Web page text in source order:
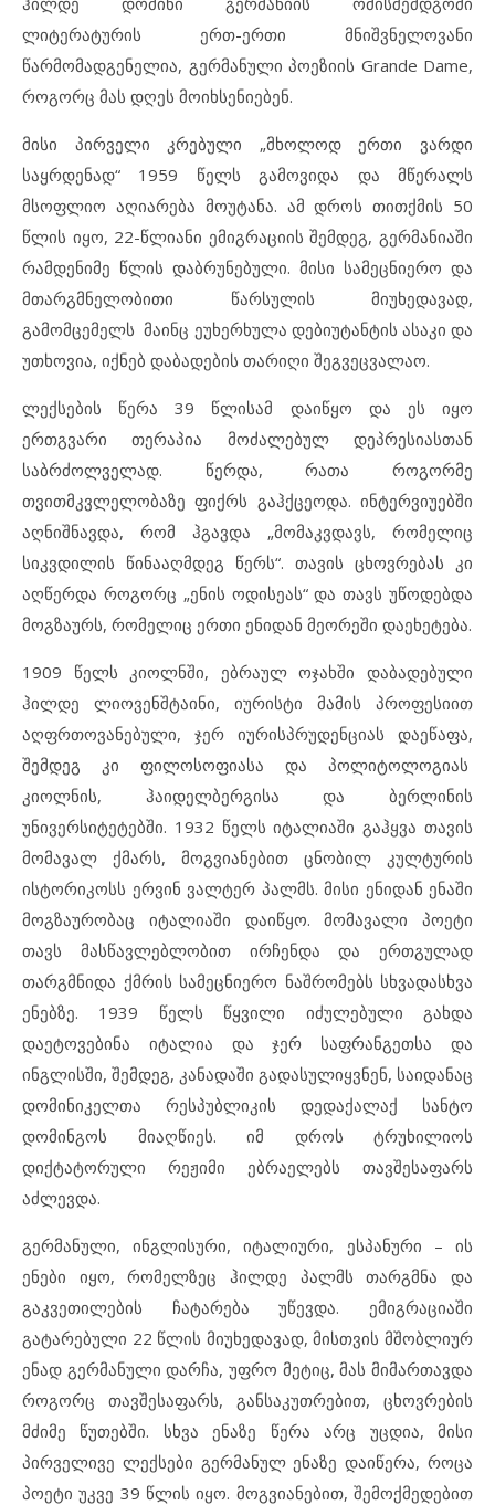
ლიტერატურის ერთ-ერთი მნიშვნელოვანი
წარმომადგენელია, გერმანული პოეზიის Grande Dame,
როგორც მას დღეს მოიხსენიებენ.
მისი პირველი კრებული „მხოლოდ ერთი ვარდი
საყრდენად“ 1959 წელს გამოვიდა და მწერალს
მსოფლიო აღიარება მოუტანა. ამ დროს თითქმის 50
წლის იყო, 22-წლიანი ემიგრაციის შემდეგ, გერმანიაში
რამდენიმე წლის დაბრუნებული. მისი სამეცნიერო და
მთარგმნელობითი წარსულის მიუხედავად,
გამომცემელს მაინც ეუხერხულა დებიუტანტის ასაკი და
უთხოვია, იქნებ დაბადების თარიღი შეგვეცვალაო.
ლექსების წერა 39 წლისამ დაიწყო და ეს იყო
ერთგვარი თერაპია მოძალებულ დეპრესიასთან
საბრძოლველად. წერდა, რათა როგორმე
თვითმკვლელობაზე ფიქრს გაჰქცეოდა. ინტერვიუებში
აღნიშნავდა, რომ ჰგავდა „მომაკვდავს, რომელიც
სიკვდილის წინააღმდეგ წერს“. თავის ცხოვრებას კი
აღწერდა როგორც „ენის ოდისეას“ და თავს უწოდებდა
მოგზაურს, რომელიც ერთი ენიდან მეორეში დაეხეტება.
1909 წელს კიოლნში, ებრაულ ოჯახში დაბადებული
ჰილდე ლიოვენშტაინი, იურისტი მამის პროფესიით
აღფრთოვანებული, ჯერ იურისპრუდენციას დაეწაფა,
შემდეგ კი ფილოსოფიასა და პოლიტოლოგიას
კიოლნის, ჰაიდელბერგისა და ბერლინის
უნივერსიტეტებში. 1932 წელს იტალიაში გაჰყვა თავის
მომავალ ქმარს, მოგვიანებით ცნობილ კულტურის
ისტორიკოსს ერვინ ვალტერ პალმს. მისი ენიდან ენაში
მოგზაურობაც იტალიაში დაიწყო. მომავალი პოეტი
თავს მასწავლებლობით ირჩენდა და ერთგულად
თარგმნიდა ქმრის სამეცნიერო ნაშრომებს სხვადასხვა
ენებზე. 1939 წელს წყვილი იძულებული გახდა
დაეტოვებინა იტალია და ჯერ საფრანგეთსა და
ინგლისში, შემდეგ, კანადაში გადასულიყვნენ, საიდანაც
დომინიკელთა რესპუბლიკის დედაქალაქ სანტო
დომინგოს მიაღწიეს. იმ დროს ტრუხილიოს
დიქტატორული რეჟიმი ებრაელებს თავშესაფარს
აძლევდა.
გერმანული, ინგლისური, იტალიური, ესპანური – ის
ენები იყო, რომელზეც ჰილდე პალმს თარგმნა და
გაკვეთილების ჩატარება უწევდა. ემიგრაციაში
გატარებული 22 წლის მიუხედავად, მისთვის მშობლიურ
ენად გერმანული დარჩა, უფრო მეტიც, მას მიმართავდა
როგორც თავშესაფარს, განსაკუთრებით, ცხოვრების
მძიმე წუთებში. სხვა ენაზე წერა არც უცდია, მისი
პირველივე ლექსები გერმანულ ენაზე დაიწერა, როცა
პოეტი უკვე 39 წლის იყო. მოგვიანებით, შემოქმედებით